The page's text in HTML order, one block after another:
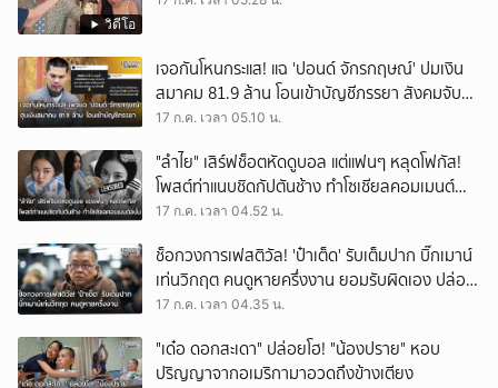
วิดีโอ
เจอกันโหนกระแส! แฉ 'ปอนด์ จักรกฤษณ์' ปมเงิน
สมาคม 81.9 ล้าน โอนเข้าบัญชีภรรยา สังคมจับตา
ผิดวัตถุประสงค์หรือไม่?
17 ก.ค. เวลา 05.10 น.
"ลำไย" เสิร์ฟช็อตหัดดูบอล แต่แฟนๆ หลุดโฟกัส!
โพสต์ท่าแนบชิดกัปตันช้าง ทำโซเชียลคอมเมนต์
สนั่น
17 ก.ค. เวลา 04.52 น.
ช็อกวงการเฟสติวัล! 'ป๋าเต็ด' รับเต็มปาก บิ๊กเมาน์
เท่นวิกฤต คนดูหายครึ่งงาน ยอมรับผิดเอง ปล่อย
ให้แย่ลงทุกปี
17 ก.ค. เวลา 04.35 น.
"เด๋อ ดอกสะเดา" ปล่อยโฮ! "น้องปราย" หอบ
ปริญญาจากอเมริกามาอวดถึงข้างเตียง